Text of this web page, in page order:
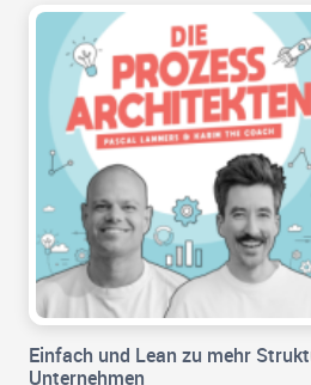
Einfach und Lean zu mehr
Unternehmen